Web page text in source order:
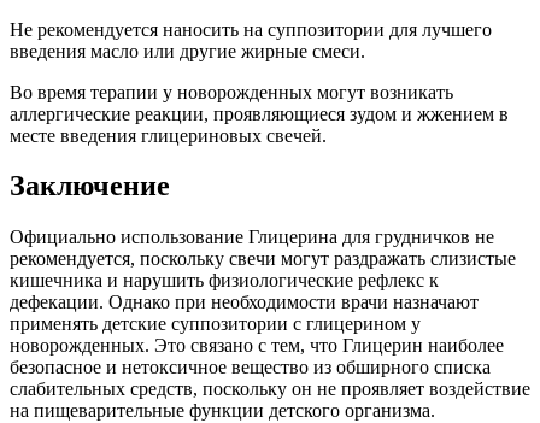
Не рекомендуется наносить на суппозитории для лучшего
введения масло или другие жирные смеси.
Во время терапии у новорожденных могут возникать
аллергические реакции, проявляющиеся зудом и жжением в
месте введения глицериновых свечей.
Заключение
Официально использование Глицерина для грудничков не
рекомендуется, поскольку свечи могут раздражать слизистые
кишечника и нарушить физиологические рефлекс к
дефекации. Однако при необходимости врачи назначают
применять детские суппозитории с глицерином у
новорожденных. Это связано с тем, что Глицерин наиболее
безопасное и нетоксичное вещество из обширного списка
слабительных средств, поскольку он не проявляет воздействие
на пищеварительные функции детского организма.